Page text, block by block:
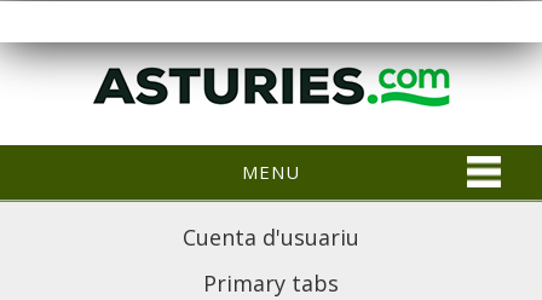
MENU
Cuenta d'usuariu
Primary tabs